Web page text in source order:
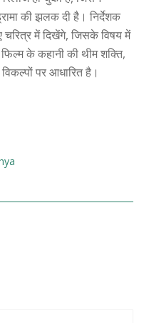
की झलक दी है। निर्देशक
में दिखेंगे, जिसके विषय में
के कहानी की थीम शक्ति,
पर आधारित है।